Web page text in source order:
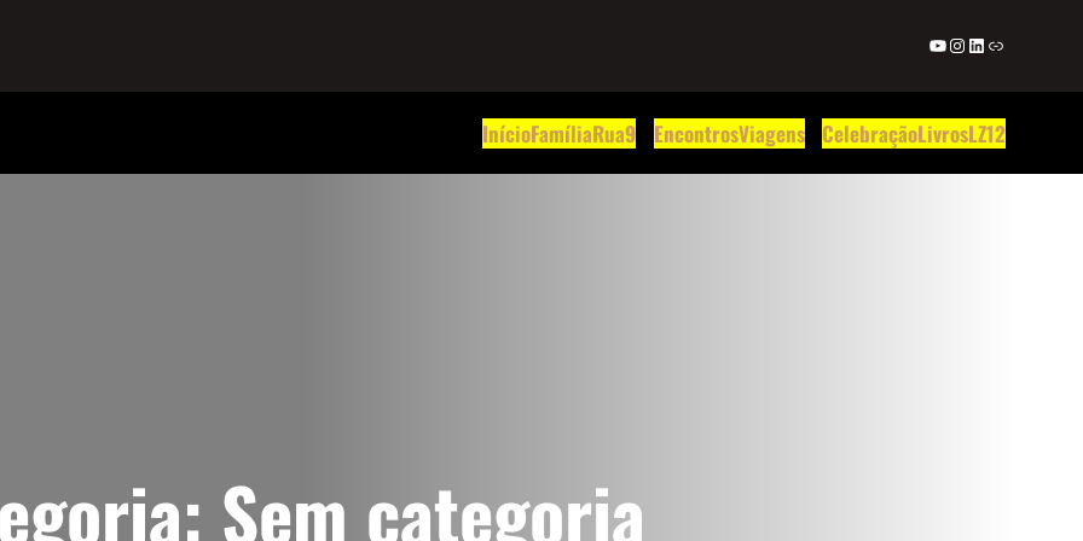
Youtube
Instagram
LinkedIn
Link
InícioFamíliaRua9 EncontrosViagens CelebraçãoLivrosLZ12
Sem categoria